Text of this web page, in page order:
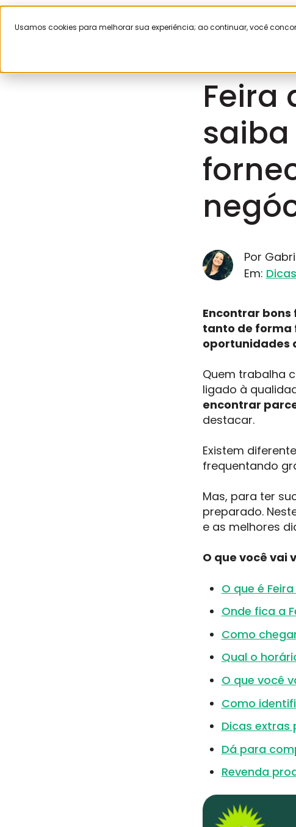
Usamos cookies para melhorar sua experiência; ao continuar, você
Feira
Por
Em:
Encontrar
tanto de forma
oportunidades
Quem trabalha
ligado à
encontrar
destacar.
Existem
frequentando
Mas, para ter
preparado.
e as melhores
O que você vai
O que é
Onde fica a
Como
Qual o
O que você
Como
Dicas extras
Dá para
Revenda